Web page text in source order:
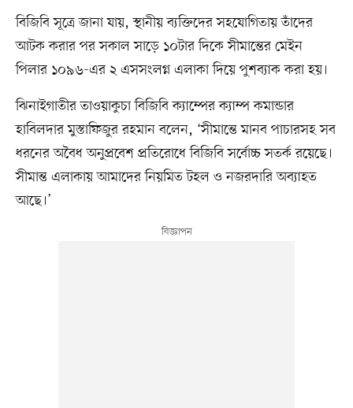
বিজিবি সূত্রে জানা যায়, স্থানীয় ব্যক্তিদের সহযোগিতায় তাঁদের
আটক করার পর সকাল সাড়ে ১০টার দিকে সীমান্তের মেইন
পিলার ১০৯৬-এর ২ এসসংলগ্ন এলাকা দিয়ে পুশব্যাক করা হয়।
ঝিনাইগাতীর তাওয়াকুচা বিজিবি ক্যাম্পের ক্যাম্প কমান্ডার
হাবিলদার মুস্তাফিজুর রহমান বলেন, ‘সীমান্তে মানব পাচারসহ সব
ধরনের অবৈধ অনুপ্রবেশ প্রতিরোধে বিজিবি সর্বোচ্চ সতর্ক রয়েছে।
সীমান্ত এলাকায় আমাদের নিয়মিত টহল ও নজরদারি অব্যাহত
আছে।’